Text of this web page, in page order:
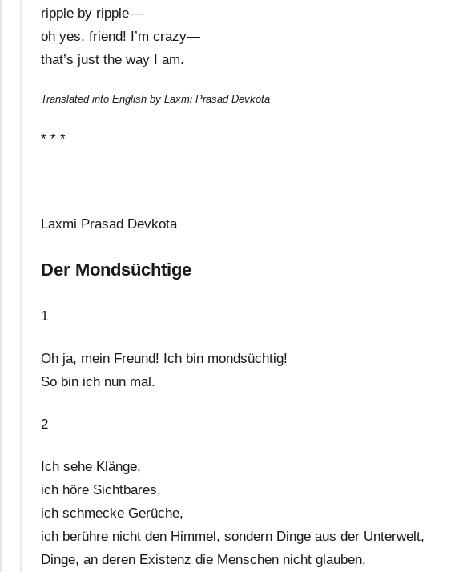
ripple by ripple—
oh yes, friend! I’m crazy—
that’s just the way I am.
Translated into English by Laxmi Prasad Devkota
* * *
Laxmi Prasad Devkota
Der Mondsüchtige
1
Oh ja, mein Freund! Ich bin mondsüchtig!
So bin ich nun mal.
2
Ich sehe Klänge,
ich höre Sichtbares,
ich schmecke Gerüche,
ich berühre nicht den Himmel, sondern Dinge aus der Unterwelt,
Dinge, an deren Existenz die Menschen nicht glauben,